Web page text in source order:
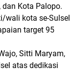
dan Kota Palopo.
wali kota se-Sulsel
target 95
Sitti Maryam,
atas dedikasi